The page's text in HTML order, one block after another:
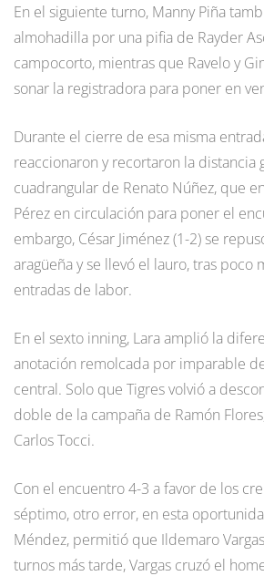
En el siguiente turno, Manny Piña
almohadilla por una pifia de Rayder
campocorto, mientras que Ravelo y
sonar la registradora para poner en
Durante el cierre de esa misma
reaccionaron y recortaron la distancia
cuadrangular de Renato Núñez, que
Pérez en circulación para poner el
embargo, César Jiménez (1-2) se
aragüeña y se llevó el lauro, tras poco
entradas de labor.
En el sexto inning, Lara amplió la
anotación remolcada por imparable
central. Solo que Tigres volvió a
doble de la campaña de Ramón
Carlos Tocci.
Con el encuentro 4-3 a favor de los
séptimo, otro error, en esta
Méndez, permitió que Ildemaro
turnos más tarde, Vargas cruzó el